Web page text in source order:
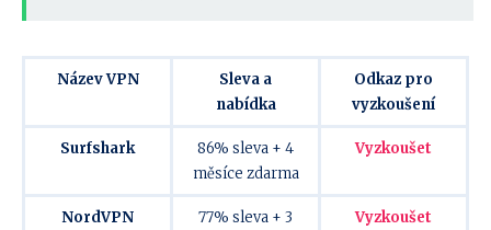
Název VPN
Sleva a
nabídka
Odkaz pro
vyzkoušení
Surfshark
86% sleva + 4
měsíce zdarma
Vyzkoušet
NordVPN
77% sleva + 3
Vyzkoušet